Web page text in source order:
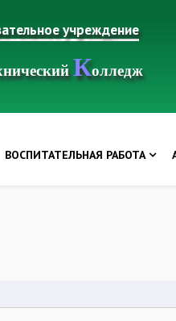
учреждение
Колледж
ВОСПИТАТЕЛЬНАЯ РАБОТА